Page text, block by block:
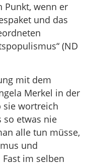
Punkt, wenn er
und das
(ND
mit dem
Merkel in der
sie wortreich
so etwas nie
alle tun müsse,
und
im selben